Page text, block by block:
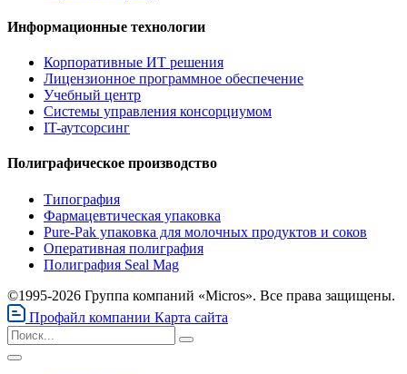
Информационные технологии
Корпоративные ИТ решения
Лицензионное программное обеспечение
Учебный центр
Системы управления консорциумом
IT-аутсорсинг
Полиграфическое производство
Типография
Фармацевтическая упаковка
Pure-Pak упаковка для молочных продуктов и соков
Оперативная полиграфия
Полиграфия Seal Mag
©1995-2026 Группа компаний «Micros». Все права защищены.
Профайл компании Карта сайта